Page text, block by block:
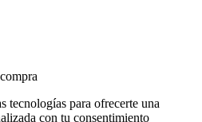
tecnologías para ofrecerte una
con tu consentimiento